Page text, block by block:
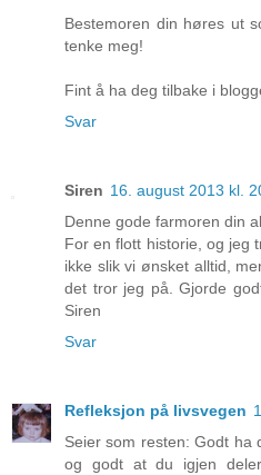
Bestemoren din høres ut
tenke meg!
Fint å ha deg tilbake i
Svar
Siren 16. august 2013 kl.
Denne gode farmoren din
For en flott historie, og jeg
ikke slik vi ønsket alltid,
det tror jeg på. Gjorde
Siren
Svar
Refleksjon på livsvegen
Seier som resten: Godt ha
og godt at du igjen